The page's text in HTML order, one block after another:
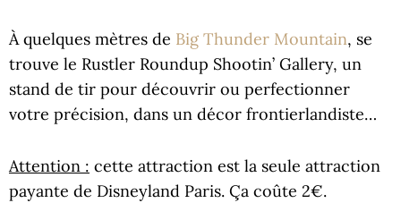
À quelques mètres de Big Thunder Mountain, se
trouve le Rustler Roundup Shootin’ Gallery, un
stand de tir pour découvrir ou perfectionner
votre précision, dans un décor frontierlandiste…
Attention : cette attraction est la seule attraction
payante de Disneyland Paris. Ça coûte 2€.